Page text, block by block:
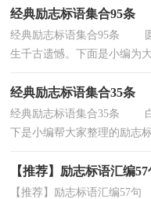
经典励志标语集合95条
经典励志标语集合95条 圆
生千古遗憾。下面是小编为
经典励志标语集合35条
经典励志标语集合35条 白
下是小编帮大家整理的励志
【推荐】励志标语汇编57
【推荐】励志标语汇编57